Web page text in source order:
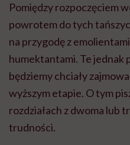
Pomiędzy rozpoczęciem
powrotem do tych
na przygodę z
humektantami. Te jednak
będziemy chciały
wyższym etapie. O tym
rozdziałach z dwoma lub
trudności.